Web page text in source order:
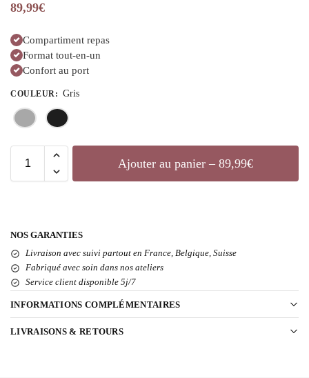
89,99€
Compartiment repas
Format tout-en-un
Confort au port
COULEUR: Gris
Ajouter au panier – 89,99€
NOS GARANTIES
Livraison avec suivi partout en France, Belgique, Suisse
Fabriqué avec soin dans nos ateliers
Service client disponible 5j/7
INFORMATIONS COMPLÉMENTAIRES
LIVRAISONS & RETOURS